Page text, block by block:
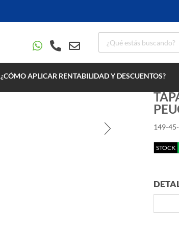
¿CÓMO APLICAR RENTABILIDAD Y DESCUENTOS?
149-
STOCK